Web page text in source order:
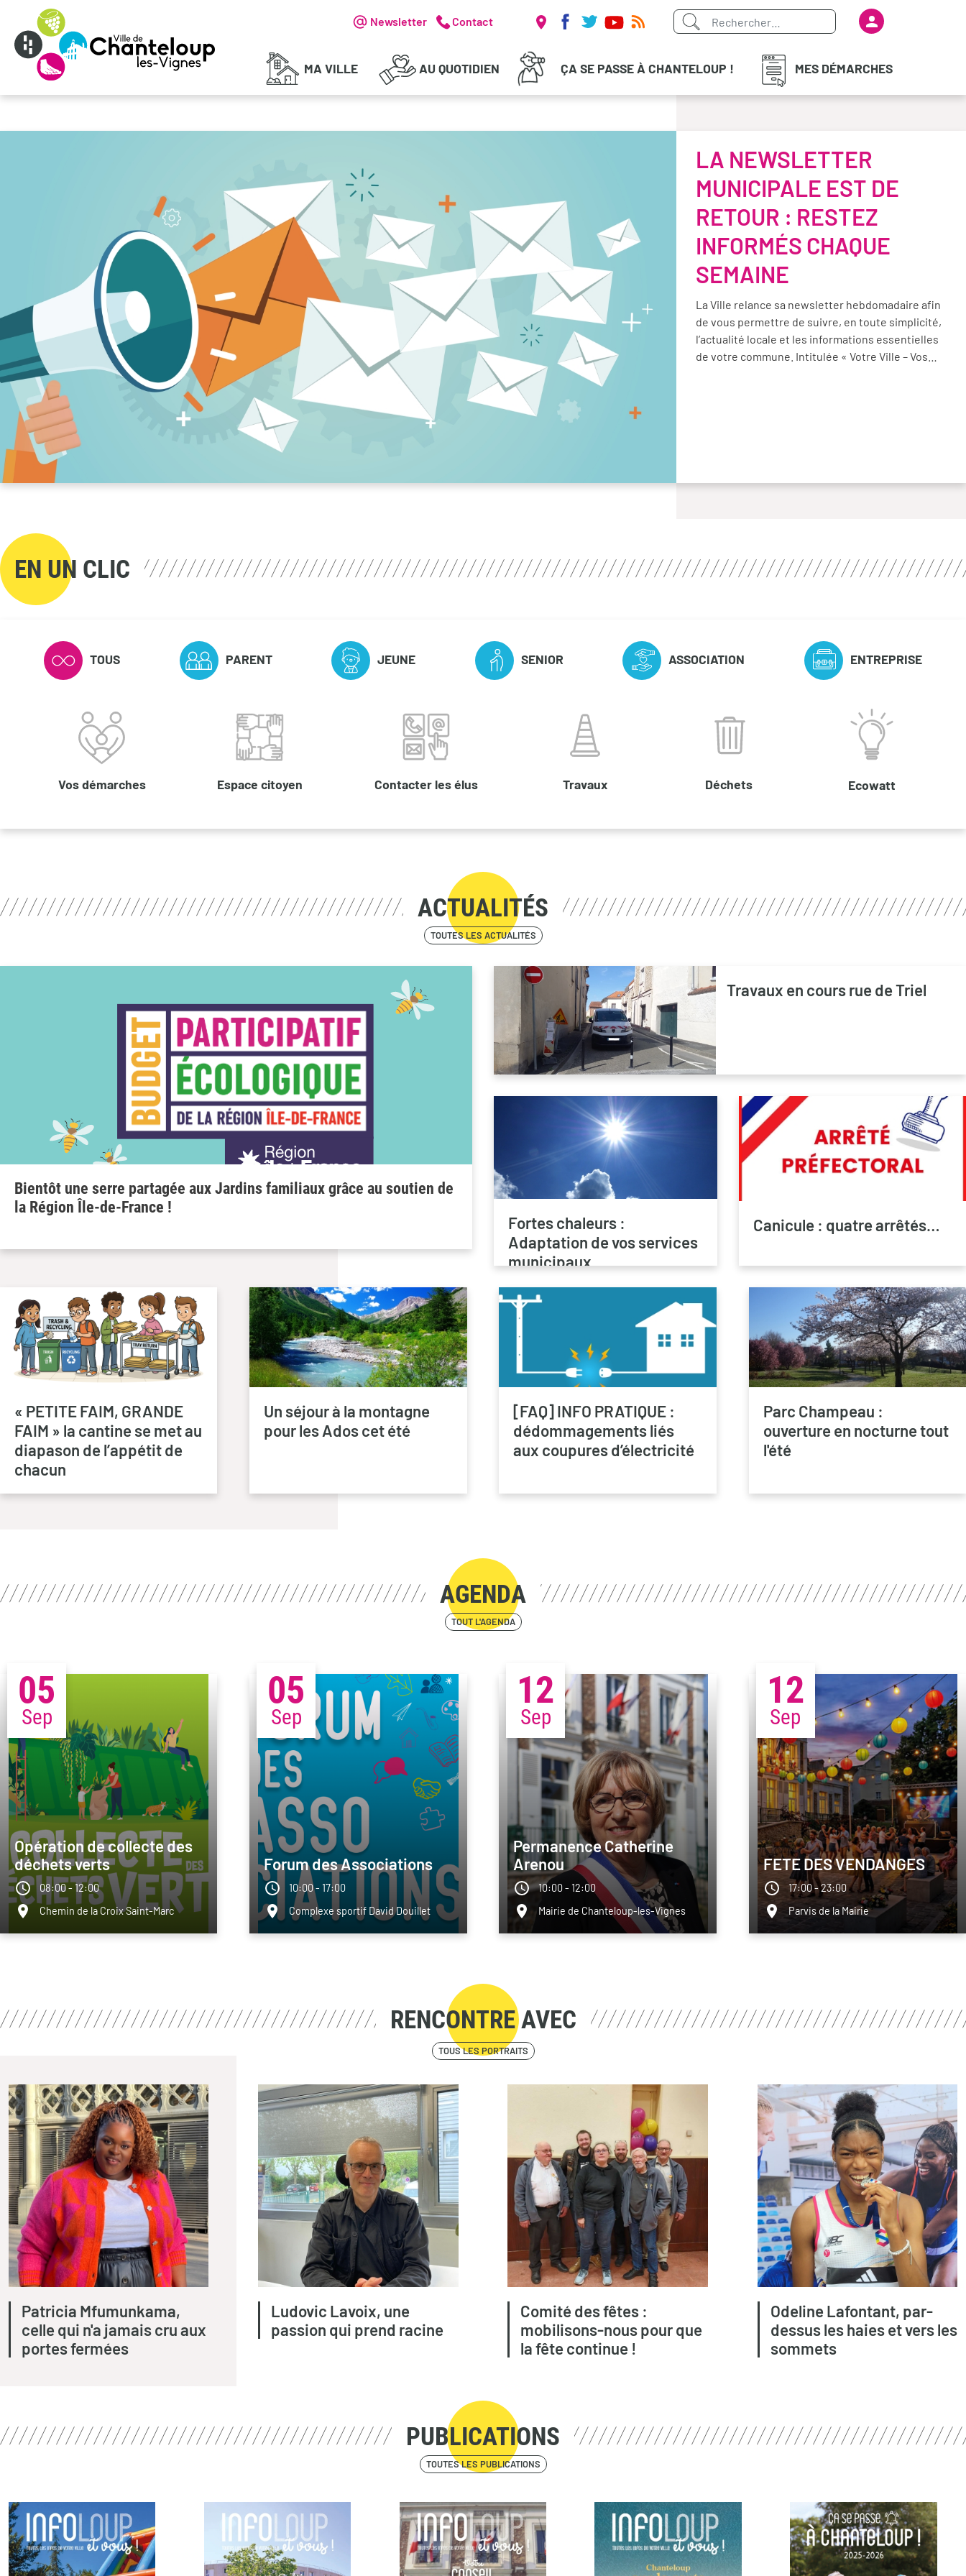
Header - Communication
Newsletter Contact Réseaux sociaux
Menu du
Menu principal
MA VILLE AU QUOTIDIEN ÇA SE PASSE À CHANTELOUP ! MES DÉMARCHES
LA NEWSLETTER
MUNICIPALE EST DE
RETOUR : RESTEZ
INFORMÉS CHAQUE
SEMAINE
La Ville relance sa newsletter hebdomadaire afin
de vous permettre de suivre, en toute simplicité,
l’actualité locale et les informations essentielles
de votre commune. Intitulée « Votre Ville – Vos…
EN UN CLIC
TOUS
PARENT JEUNE SENIOR ASSOCIATION ENTREPRISE
Vos démarches Espace citoyen Contacter les élus Travaux Déchets Ecowatt
ACTUALITÉS
TOUTES LES ACTUALITÉS
Bientôt une serre partagée aux Jardins familiaux grâce au soutien de
la Région Île-de-France !
Travaux en cours rue de Triel
Fortes chaleurs :
Adaptation de vos services
municipaux
Canicule : quatre arrêtés…
« PETITE FAIM, GRANDE
FAIM » la cantine se met au
diapason de l’appétit de
chacun
Un séjour à la montagne
pour les Ados cet été
[FAQ] INFO PRATIQUE :
dédommagements liés
aux coupures d’électricité
Parc Champeau :
ouverture en nocturne tout
l'été
AGENDA
TOUT L'AGENDA
05
Sep
Opération de collecte des
déchets verts
08:00 - 12:00
Chemin de la Croix Saint-Marc
05
Sep
Forum des Associations
10:00 - 17:00
Complexe sportif David Douillet
12
Sep
Permanence Catherine
Arenou
10:00 - 12:00
Mairie de Chanteloup-les-Vignes
12
Sep
FETE DES VENDANGES
17:00 - 23:00
Parvis de la Mairie
RENCONTRE AVEC
Patricia Mfumunkama,
celle qui n'a jamais cru aux
portes fermées
Ludovic Lavoix, une
passion qui prend racine
Comité des fêtes :
mobilisons-nous pour que
la fête continue !
Odeline Lafontant, par-
dessus les haies et vers les
sommets
TOUS LES PORTRAITS
PUBLICATIONS
TOUTES LES PUBLICATIONS